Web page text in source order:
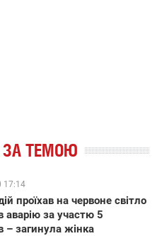
ЗА ТЕМОЮ
17:14
проїхав на червоне світло
аварію за участю 5
– загинула жінка